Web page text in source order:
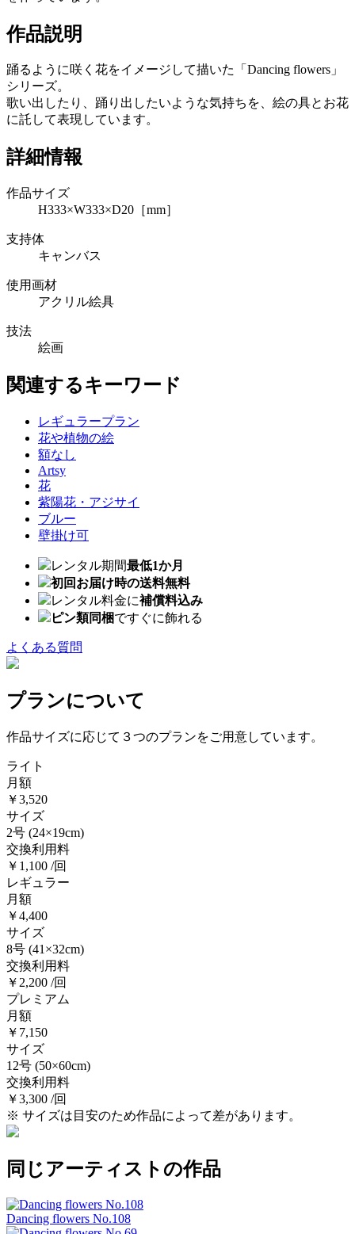
作品説明
踊るように咲く花をイメージして描いた「Dancing flowers」
シリーズ。
歌い出したり、踊り出したいような気持ちを、絵の具とお花
に託して表現しています。
詳細情報
作品サイズ
H333×W333×D20［mm］
支持体
キャンバス
使用画材
アクリル絵具
技法
絵画
関連するキーワード
レギュラープラン
花や植物の絵
額なし
Artsy
花
紫陽花・アジサイ
ブルー
壁掛け可
レンタル期間最低1か月
初回お届け時の送料無料
レンタル料金に補償料込み
ピン類同梱ですぐに飾れる
よくある質問
プランについて
作品サイズに応じて３つのプランをご用意しています。
ライト
月額
￥3,520
サイズ
2号 (24×19cm)
交換利用料
￥1,100 /回
レギュラー
月額
￥4,400
サイズ
8号 (41×32cm)
交換利用料
￥2,200 /回
プレミアム
月額
￥7,150
サイズ
12号 (50×60cm)
交換利用料
￥3,300 /回
※ サイズは目安のため作品によって差があります。
同じアーティストの作品
Dancing flowers No.108